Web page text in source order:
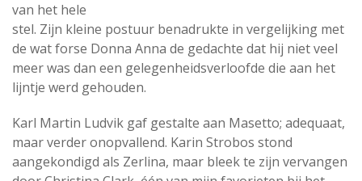
van het hele
stel. Zijn kleine postuur benadrukte in vergelijking met
de wat forse Donna Anna de gedachte dat hij niet veel
meer was dan een gelegenheidsverloofde die aan het
lijntje werd gehouden.
Karl Martin Ludvik gaf gestalte aan Masetto; adequaat,
maar verder onopvallend. Karin Strobos stond
aangekondigd als Zerlina, maar bleek te zijn vervangen